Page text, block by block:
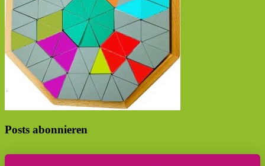
Posts abonnieren